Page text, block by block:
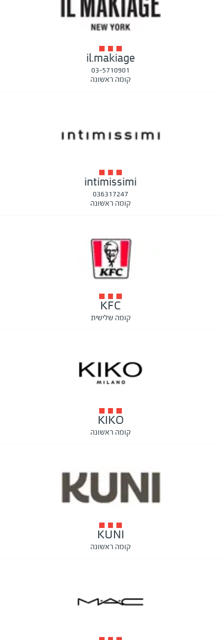
il.makiage
03-5710901
קומה ראשונה
intimissimi
036317247
קומה ראשונה
KFC
קומה שלישית
KIKO
קומה ראשונה
KUNI
קומה ראשונה